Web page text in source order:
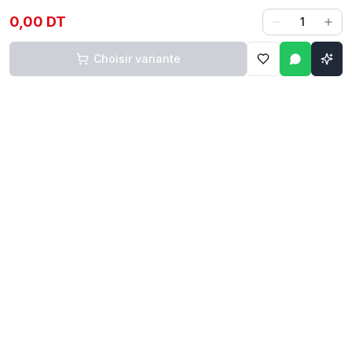
0,00 DT 1
Choisir variante